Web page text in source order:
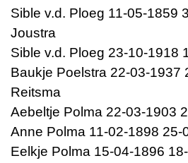
Sible v.d. Ploeg 11-05-1859
Joustra
Sible v.d. Ploeg 23-10-1918
Baukje Poelstra 22-03-1937
Reitsma
Aebeltje Polma 22-03-1903
Anne Polma 11-02-1898 25-
Eelkje Polma 15-04-1896